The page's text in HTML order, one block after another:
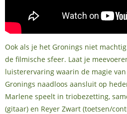
Ook als je het Gronings niet
de filmische sfeer. Laat je
luisterervaring waarin de magie
Gronings naadloos aansluit op
Marlene speelt in triobezetting,
(gitaar) en Reyer Zwart (toetsen/